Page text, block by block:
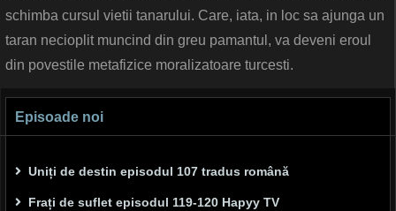
schimba cursul vietii tanarului. Care, iata, in loc sa ajunga un
taran necioplit muncind din greu pamantul, va deveni eroul
din povestile metafizice moralizatoare turcesti.
Episoade noi
Uniți de destin episodul 107 tradus română
Frați de suflet episodul 119-120 Hapyy TV